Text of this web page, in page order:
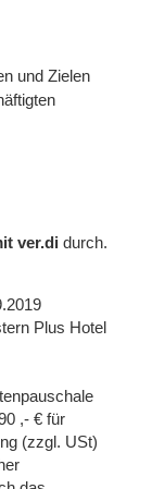
und Zielen
ver.di durch.
Plus Hotel
,- € für
(zzgl. USt)